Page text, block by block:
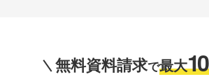
無料資料請求で最大10